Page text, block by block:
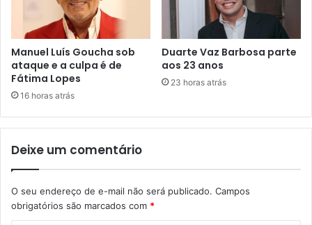
Manuel Luís Goucha sob
ataque e a culpa é de
Fátima Lopes
16 horas atrás
Duarte Vaz Barbosa parte
aos 23 anos
23 horas atrás
Deixe um comentário
O seu endereço de e-mail não será publicado. Campos
obrigatórios são marcados com *